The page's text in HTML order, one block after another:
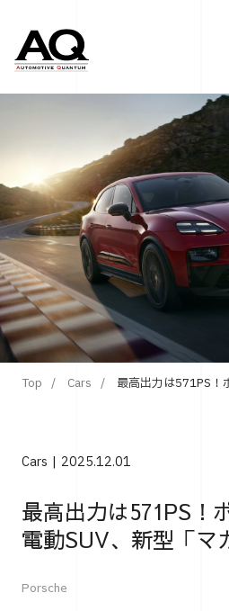
Top Cars 最高出力は571PS！
Cars 2025.12.01
最高出力は571PS！
電動SUV、新型「マ
Porsche